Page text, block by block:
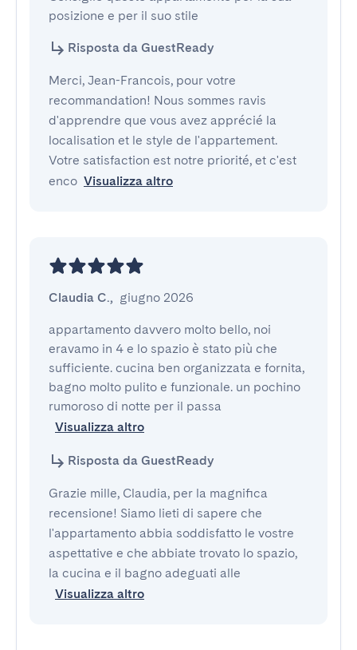
posizione e per il suo stile
Risposta da GuestReady
Merci, Jean-Francois, pour votre
recommandation! Nous sommes ravis
d'apprendre que vous avez apprécié la
localisation et le style de l'appartement.
Votre satisfaction est notre priorité, et c'est
enco Visualizza altro
Claudia C., giugno 2026
appartamento davvero molto bello, noi
eravamo in 4 e lo spazio è stato più che
sufficiente. cucina ben organizzata e fornita,
bagno molto pulito e funzionale. un pochino
rumoroso di notte per il passa
Visualizza altro
Risposta da GuestReady
Grazie mille, Claudia, per la magnifica
recensione! Siamo lieti di sapere che
l'appartamento abbia soddisfatto le vostre
aspettative e che abbiate trovato lo spazio,
la cucina e il bagno adeguati alle
Visualizza altro